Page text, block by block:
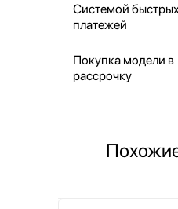
Системой быстрых
платежей
Покупка модели в
рассрочку